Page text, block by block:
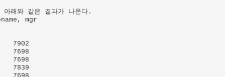
아래와 같은 결과가 나온다.
mgr
7902
7698
7698
7839
7698